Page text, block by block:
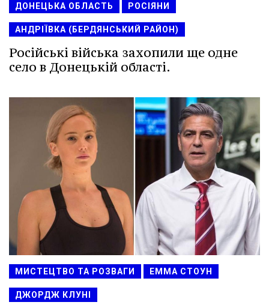
ДОНЕЦЬКА ОБЛАСТЬ РОСІЯНИ
АНДРІЇВКА (БЕРДЯНСЬКИЙ РАЙОН)
Російські війська захопили ще одне
село в Донецькій області.
МИСТЕЦТВО ТА РОЗВАГИ ЕММА СТОУН
ДЖОРДЖ КЛУНІ